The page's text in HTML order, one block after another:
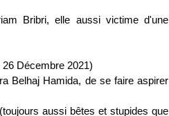
Bribri, elle aussi victime d'une
26 Décembre 2021)
Belhaj Hamida, de se faire aspirer
aussi bêtes et stupides que